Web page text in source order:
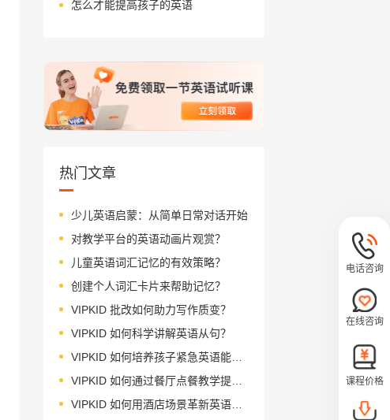
怎么才能提高孩子的英语
热门文章
少儿英语启蒙：从简单日常对话开始
对教学平台的英语动画片观赏？
儿童英语词汇记忆的有效策略？
创建个人词汇卡片来帮助记忆？
VIPKID 批改如何助力写作质变？
VIPKID 如何科学讲解英语从句？
VIPKID 如何培养孩子紧急英语能力？
VIPKID 如何通过餐厅点餐教学提升少儿英语应用能力？
VIPKID 如何用酒店场景革新英语教学？
电话咨询
在线咨询
课程价格